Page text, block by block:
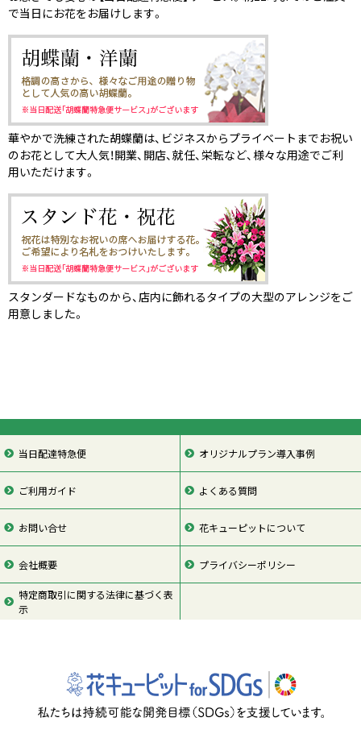
で当日にお花をお届けします。
華やかで洗練された胡蝶蘭は、ビジネスからプライベートまでお祝い
のお花として大人気！開業、開店、就任、栄転など、様々な用途でご利
用いただけます。
スタンダードなものから、店内に飾れるタイプの大型のアレンジをご
用意しました。
当日配達特急便 オリジナルプラン導入事例
ご利用ガイド よくある質問
お問い合せ 花キューピットについて
会社概要 プライバシーポリシー
特定商取引に関する法律に基づく表
示
ページの先頭